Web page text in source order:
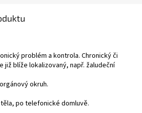
problém a kontrola. Chronický či
již blíže lokalizovaný, např. žaludeční
okruh.
po telefonické domluvě.